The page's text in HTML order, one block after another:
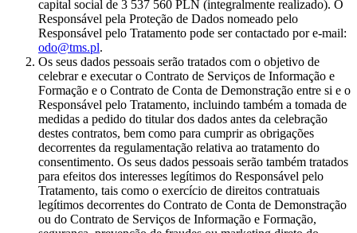
capital social de 3 537 560 PLN (integralmente realizado). O
Responsável pela Proteção de Dados nomeado pelo
Responsável pelo Tratamento pode ser contactado por e-mail:
odo@tms.pl.
Os seus dados pessoais serão tratados com o objetivo de
celebrar e executar o Contrato de Serviços de Informação e
Formação e o Contrato de Conta de Demonstração entre si e o
Responsável pelo Tratamento, incluindo também a tomada de
medidas a pedido do titular dos dados antes da celebração
destes contratos, bem como para cumprir as obrigações
decorrentes da regulamentação relativa ao tratamento do
consentimento. Os seus dados pessoais serão também tratados
para efeitos dos interesses legítimos do Responsável pelo
Tratamento, tais como o exercício de direitos contratuais
legítimos decorrentes do Contrato de Conta de Demonstração
ou do Contrato de Serviços de Informação e Formação,